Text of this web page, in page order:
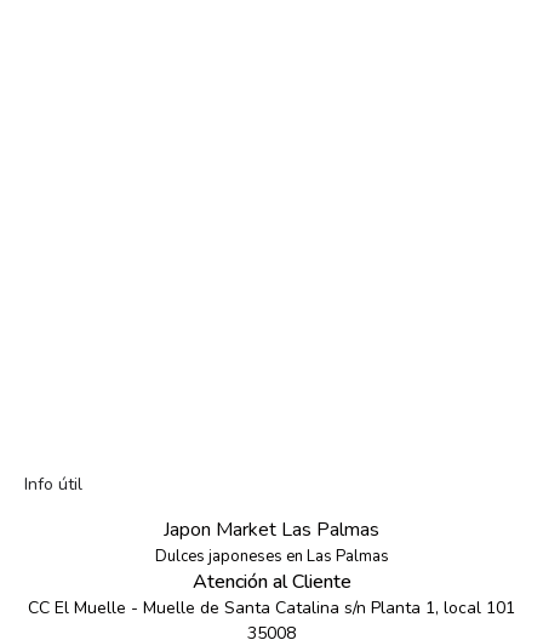
Info útil
Japon Market Las Palmas
Dulces japoneses en Las Palmas
Atención al Cliente
CC El Muelle - Muelle de Santa Catalina s/n Planta 1, local 101
35008